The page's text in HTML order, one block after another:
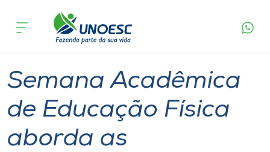
Cursos
Pesquisa
Atendimento ao Estudante
acontece
profissional
Notícia de evento
Semana Acadêmica
de Educação Física
aborda as